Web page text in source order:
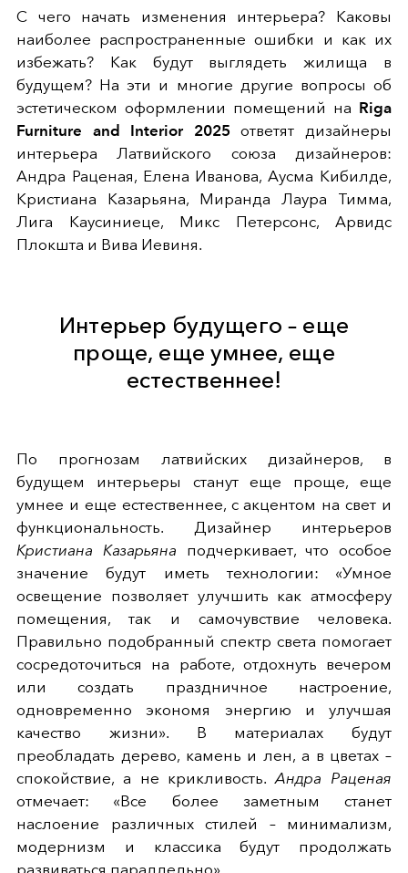
С чего начать изменения интерьера? Каковы
наиболее распространенные ошибки и как их
избежать? Как будут выглядеть жилища в
будущем? На эти и многие другие вопросы об
эстетическом оформлении помещений на Riga
Furniture and Interior 2025 ответят дизайнеры
интерьера Латвийского союза дизайнеров:
Андра Раценая, Елена Иванова, Аусма Кибилде,
Кристиана Казарьяна, Миранда Лаура Тимма,
Лига Каусиниеце, Микс Петерсонс, Арвидс
Плокшта и Вива Иевиня.
Интерьер будущего – еще
проще, еще умнее, еще
естественнее!
По прогнозам латвийских дизайнеров, в
будущем интерьеры станут еще проще, еще
умнее и еще естественнее, с акцентом на свет и
функциональность. Дизайнер интерьеров
Кристиана Казарьяна подчеркивает, что особое
значение будут иметь технологии: «Умное
освещение позволяет улучшить как атмосферу
помещения, так и самочувствие человека.
Правильно подобранный спектр света помогает
сосредоточиться на работе, отдохнуть вечером
или создать праздничное настроение,
одновременно экономя энергию и улучшая
качество жизни». В материалах будут
преобладать дерево, камень и лен, а в цветах –
спокойствие, а не крикливость.Андра Раценая
отмечает: «Все более заметным станет
наслоение различных стилей – минимализм,
модернизм и классика будут продолжать
развиваться параллельно».